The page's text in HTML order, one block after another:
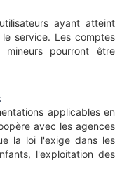
ayant atteint
service. Les comptes
pourront être
applicables en
avec les agences
la loi l'exige dans les
l'exploitation des